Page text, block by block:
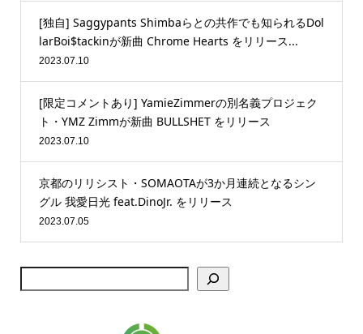
[独自] Saggypants Shimbaらとの共作でも知られるDol
larBoi$tackinが新曲 Chrome Hearts をリリース...
2023.07.10
[限定コメントあり] YamieZimmerの別名義プロジェク
ト・YMZ Zimmが新曲 BULLSHET をリリース
2023.07.10
京都のリリシスト・SOMAOTAが3か月連続となるシン
グル 我愛日光 feat.DinoJr. をリリース
2023.07.05